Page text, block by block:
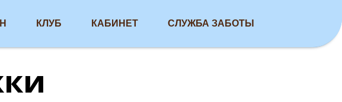
КЛУБ КАБИНЕТ СЛУЖБА ЗАБОТЫ